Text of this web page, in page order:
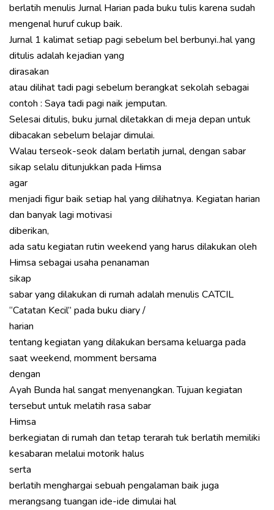
berlatih menulis Jurnal Harian pada buku tulis karena sudah
mengenal huruf cukup baik.
Jurnal 1 kalimat setiap pagi sebelum bel berbunyi..hal yang
ditulis adalah kejadian yang
dirasakan
atau dilihat tadi pagi sebelum berangkat sekolah sebagai
contoh : Saya tadi pagi naik jemputan.
Selesai ditulis, buku jurnal diletakkan di meja depan untuk
dibacakan sebelum belajar dimulai.
Walau terseok-seok dalam berlatih jurnal, dengan sabar
sikap selalu ditunjukkan pada Himsa
agar
menjadi figur baik setiap hal yang dilihatnya. Kegiatan harian
dan banyak lagi motivasi
diberikan,
ada satu kegiatan rutin weekend yang harus dilakukan oleh
Himsa sebagai usaha penanaman
sikap
sabar yang dilakukan di rumah adalah menulis CATCIL
“Catatan Kecil” pada buku diary /
harian
tentang kegiatan yang dilakukan bersama keluarga pada
saat weekend, momment bersama
dengan
Ayah Bunda hal sangat menyenangkan. Tujuan kegiatan
tersebut untuk melatih rasa sabar
Himsa
berkegiatan di rumah dan tetap terarah tuk berlatih memiliki
kesabaran melalui motorik halus
serta
berlatih menghargai sebuah pengalaman baik juga
merangsang tuangan ide-ide dimulai hal